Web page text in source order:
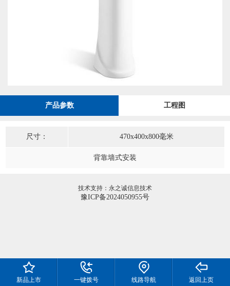
产品参数 工程图
尺寸： 470x400x800毫米
背靠墙式安装
技术支持：永之诚信息技术
豫ICP备2024050955号
新品上市 一键拨号 线路导航 返回上页